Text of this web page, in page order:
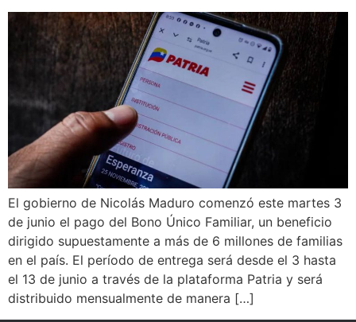
El gobierno de Nicolás Maduro comenzó este martes 3
de junio el pago del Bono Único Familiar, un beneficio
dirigido supuestamente a más de 6 millones de familias
en el país. El período de entrega será desde el 3 hasta
el 13 de junio a través de la plataforma Patria y será
distribuido mensualmente de manera […]